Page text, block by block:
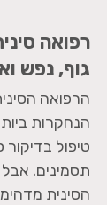
רפואה
גוף, נפש
הרפואה
הנחקרות
טיפול בדיקור
תסמינים.
הסינית